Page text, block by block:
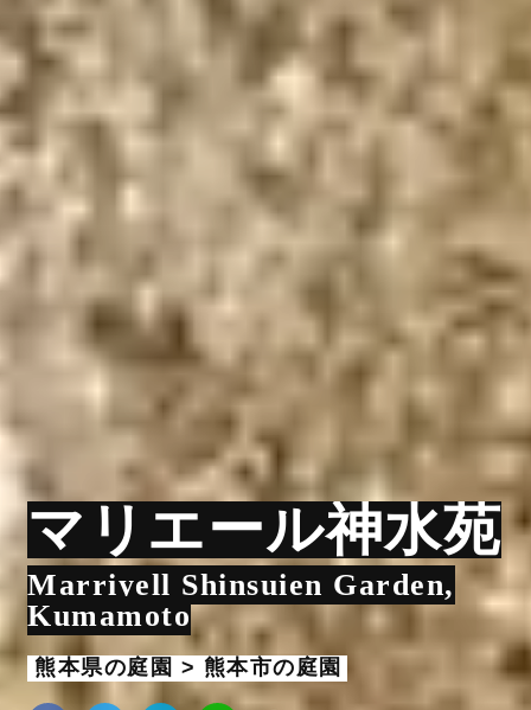
マリエール神水苑
Marriyell Shinsuien Garden,
Kumamoto
熊本県の庭園 > 熊本市の庭園